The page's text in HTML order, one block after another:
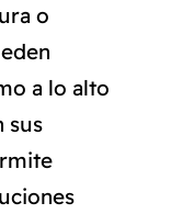
o
a lo alto
sus